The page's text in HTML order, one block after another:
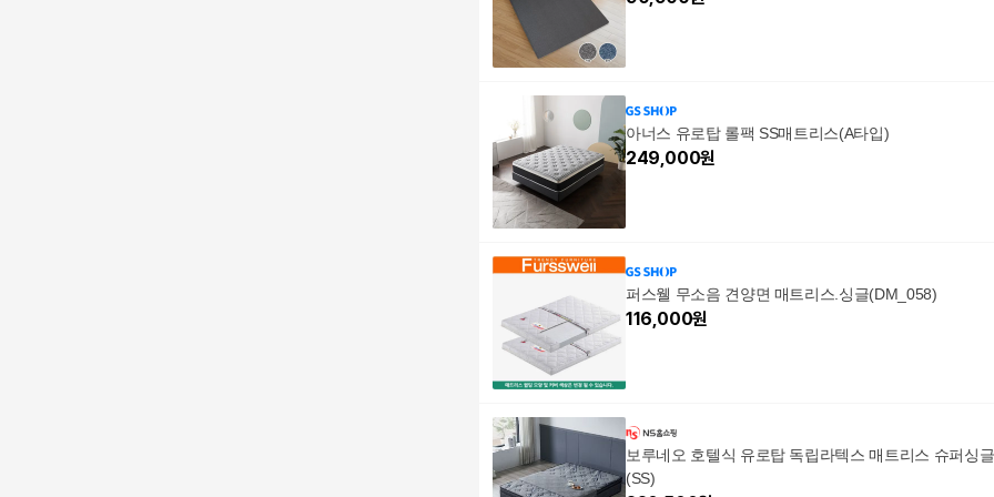
아너스 유로탑 롤팩 SS매트리스(A타입)
249,000원
퍼스웰 무소음 견양면 매트리스.싱글(DM_058)
116,000원
보루네오 호텔식 유로탑 독립라텍스 매트리스 슈퍼싱글
(SS)